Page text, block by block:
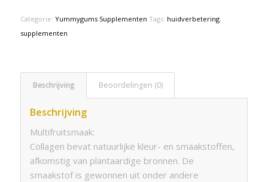
Categorie: Yummygums Supplementen Tags: huidverbetering,
supplementen
Beschrijving Beoordelingen (0)
Beschrijving
Multifruitsmaak:
Collagen bevat natuurlijke kleur- en smaakstoffen,
afkomstig van plantaardige bronnen. De
smaakstof is gewonnen uit onder andere